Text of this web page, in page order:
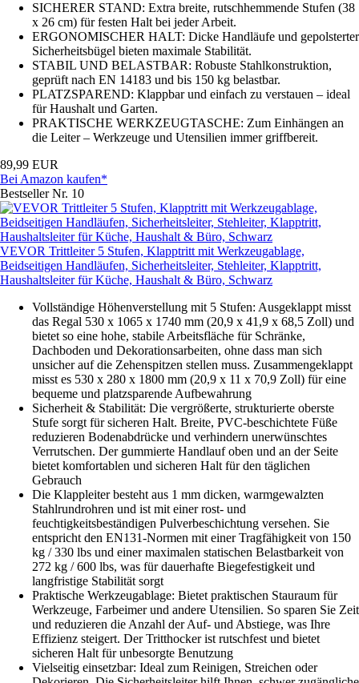
SICHERER STAND: Extra breite, rutschhemmende Stufen (38
x 26 cm) für festen Halt bei jeder Arbeit.
ERGONOMISCHER HALT: Dicke Handläufe und gepolsterter
Sicherheitsbügel bieten maximale Stabilität.
STABIL UND BELASTBAR: Robuste Stahlkonstruktion,
geprüft nach EN 14183 und bis 150 kg belastbar.
PLATZSPAREND: Klappbar und einfach zu verstauen – ideal
für Haushalt und Garten.
PRAKTISCHE WERKZEUGTASCHE: Zum Einhängen an
die Leiter – Werkzeuge und Utensilien immer griffbereit.
89,99 EUR
Bei Amazon kaufen*
Bestseller Nr. 10
VEVOR Trittleiter 5 Stufen, Klapptritt mit Werkzeugablage,
Beidseitigen Handläufen, Sicherheitsleiter, Stehleiter, Klapptritt,
Haushaltsleiter für Küche, Haushalt & Büro, Schwarz
Vollständige Höhenverstellung mit 5 Stufen: Ausgeklappt misst
das Regal 530 x 1065 x 1740 mm (20,9 x 41,9 x 68,5 Zoll) und
bietet so eine hohe, stabile Arbeitsfläche für Schränke,
Dachboden und Dekorationsarbeiten, ohne dass man sich
unsicher auf die Zehenspitzen stellen muss. Zusammengeklappt
misst es 530 x 280 x 1800 mm (20,9 x 11 x 70,9 Zoll) für eine
bequeme und platzsparende Aufbewahrung
Sicherheit & Stabilität: Die vergrößerte, strukturierte oberste
Stufe sorgt für sicheren Halt. Breite, PVC-beschichtete Füße
reduzieren Bodenabdrücke und verhindern unerwünschtes
Verrutschen. Der gummierte Handlauf oben und an der Seite
bietet komfortablen und sicheren Halt für den täglichen
Gebrauch
Die Klappleiter besteht aus 1 mm dicken, warmgewalzten
Stahlrundrohren und ist mit einer rost- und
feuchtigkeitsbeständigen Pulverbeschichtung versehen. Sie
entspricht den EN131-Normen mit einer Tragfähigkeit von 150
kg / 330 lbs und einer maximalen statischen Belastbarkeit von
272 kg / 600 lbs, was für dauerhafte Biegefestigkeit und
langfristige Stabilität sorgt
Praktische Werkzeugablage: Bietet praktischen Stauraum für
Werkzeuge, Farbeimer und andere Utensilien. So sparen Sie Zeit
und reduzieren die Anzahl der Auf- und Abstiege, was Ihre
Effizienz steigert. Der Tritthocker ist rutschfest und bietet
sicheren Halt für unbesorgte Benutzung
Vielseitig einsetzbar: Ideal zum Reinigen, Streichen oder